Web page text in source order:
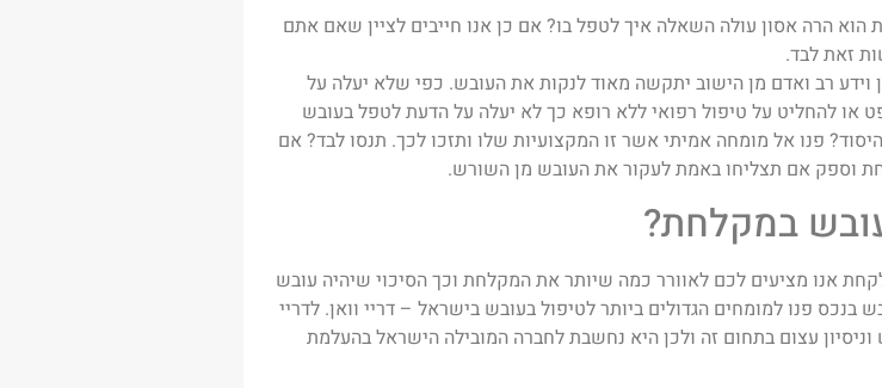
הרה אסון עולה השאלה איך לטפל בו? אם כן אנו חייבים לציין שאם אתם
זאת לבד.
וידע רב ואדם מן הישוב יתקשה מאוד לנקות את העובש. כפי שלא יעלה על
או להחליט על טיפול רפואי ללא רופא כך לא יעלה על הדעת לטפל בעובש
פנו אל מומחה אמיתי אשר זו המקצועיות שלו ותזכו לכך. תנסו לבד? אם
וספק אם תצליחו באמת לעקור את העובש מן השורש.
במקלחת?
אנו מציעים לכם לאוורר כמה שיותר את המקלחת וכך הסיכוי שיהיה עובש
בנכס פנו למומחים הגדולים ביותר לטיפול בעובש בישראל – דריי וואן. לדריי
וניסיון עצום בתחום זה ולכן היא נחשבת לחברה המובילה הישראל בהעלמת